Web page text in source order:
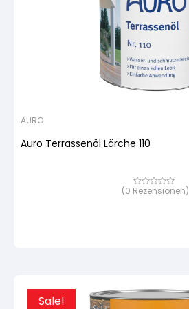
AURO
Auro Terrassenöl Lärche 110
Bewertet
(0 Rezensionen)
Sale!